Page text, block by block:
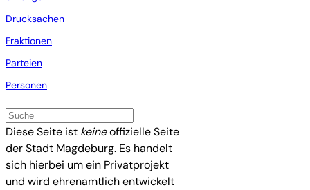
Drucksachen
Fraktionen
Parteien
Personen
Diese Seite ist keineoffizielle Seite
der Stadt Magdeburg. Es handelt
sich hierbei um ein Privatprojekt
und wird ehrenamtlich entwickelt